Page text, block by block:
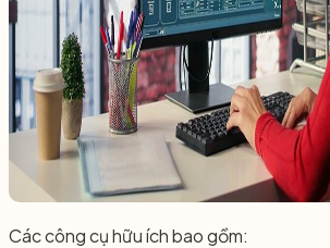
Các công cụ hữu ích bao gồm: